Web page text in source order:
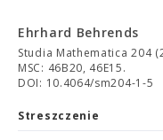
Ehrhard Behrends
Studia Mathematica 204
MSC: 46B20, 46E15.
DOI: 10.4064/sm204-1-5
Streszczenie